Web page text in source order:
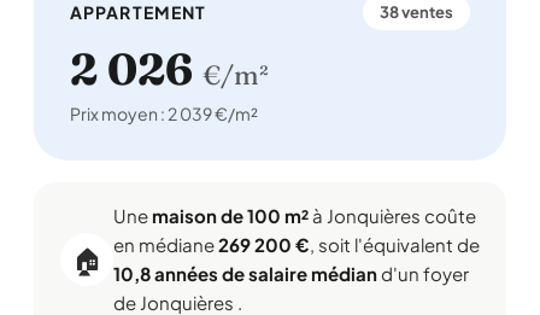
APPARTEMENT 38 ventes
2 026 €/m²
Prix moyen : 2 039 €/m²
🏠
Une maison de 100 m² à Jonquières coûte
en médiane269 200 €, soit l'équivalent de
10,8 années de salaire médiand'un foyer
de Jonquières .